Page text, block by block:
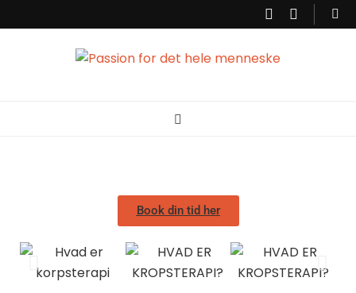
hele menneske
bedre balance, ro og energi.
Book din tid her